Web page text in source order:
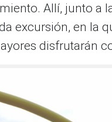
Allí, junto a
excursión, en la
disfrutarán